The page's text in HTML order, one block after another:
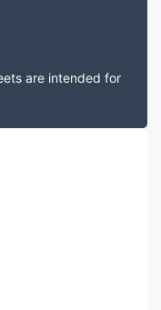
are intended for